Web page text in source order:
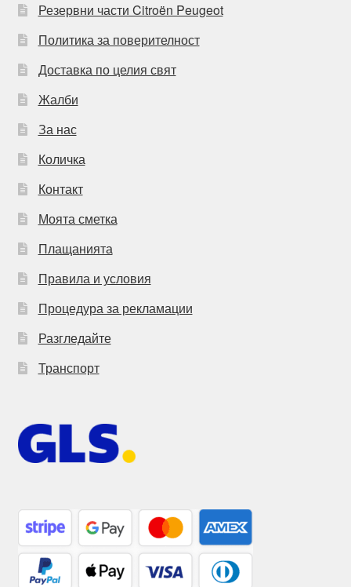
Резервни части Citroën Peugeot
Политика за поверителност
Доставка по целия свят
Жалби
За нас
Количка
Контакт
Моята сметка
Плащанията
Правила и условия
Процедура за рекламации
Разгледайте
Транспорт